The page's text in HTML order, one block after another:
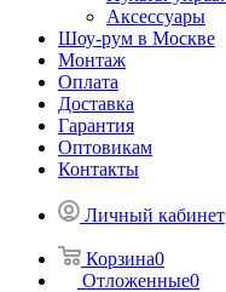
Аксессуары
Шоу-рум в Москве
Монтаж
Оплата
Доставка
Гарантия
Оптовикам
Контакты
Личный кабинет
Корзина0
Отложенные0